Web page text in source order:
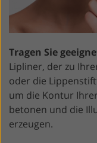
Tragen Sie
Lipliner, der zu
oder die
um die Kontur
betonen und die
erzeugen.